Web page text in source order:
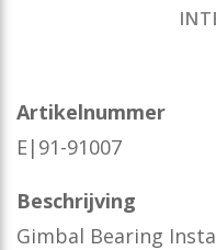
Artikelnummer
E|91-91007
Beschrijving
Gimbal Bearing